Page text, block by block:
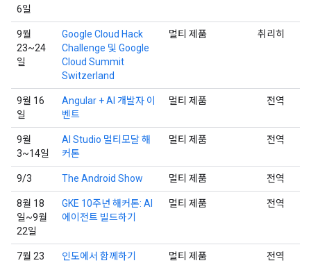
6일
9월
23~24
일
Google Cloud Hack
Challenge 및 Google
Cloud Summit
Switzerland
멀티 제품 취리히
9월 16
일
Angular + AI 개발자 이
벤트
멀티 제품 전역
9월
3~14일
AI Studio 멀티모달 해
커톤
멀티 제품 전역
9/3 The Android Show 멀티 제품 전역
8월 18
일~9월
22일
GKE 10주년 해커톤: AI
에이전트 빌드하기
멀티 제품 전역
7월 23
인도에서 함께하기 멀티 제품 전역